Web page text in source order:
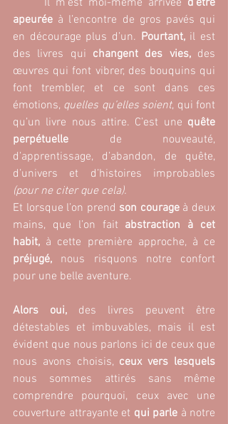
apeurée à l’encontre de gros pavés qui
en décourage plus d’un. Pourtant, il est
des livres qui changent des vies, des
œuvres qui font vibrer, des bouquins qui
font trembler, et ce sont dans ces
émotions, quelles qu’elles soient, qui font
qu’un livre nous attire. C’est une quête
perpétuelle de nouveauté,
d’apprentissage, d’abandon, de quête,
(pour ne citer que cela).
Et lorsque l’on prend son courage à deux
mains, que l’on fait abstraction à cet
habit, à cette première approche, à ce
préjugé, nous risquons notre confort
pour une belle aventure.
Alors oui, des livres peuvent être
détestables et imbuvables, mais il est
évident que nous parlons ici de ceux que
nous avons choisis, ceux vers lesquels
nous sommes attirés sans même
comprendre pourquoi, ceux avec une
couverture attrayante et qui parle à notre